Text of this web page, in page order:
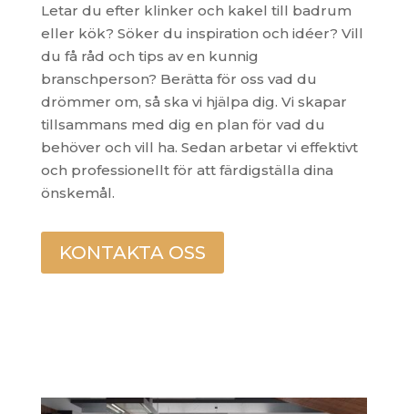
Letar du efter klinker och kakel till badrum
eller kök? Söker du inspiration och idéer? Vill
du få råd och tips av en kunnig
branschperson? Berätta för oss vad du
drömmer om, så ska vi hjälpa dig. Vi skapar
tillsammans med dig en plan för vad du
behöver och vill ha. Sedan arbetar vi effektivt
och professionellt för att färdigställa dina
önskemål.
KONTAKTA OSS